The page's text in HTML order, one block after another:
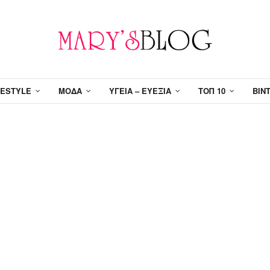
ΜΌΔΑ ΥΓΕΊΑ – ΕΥΕΞΊΑ ΤΟΠ 10